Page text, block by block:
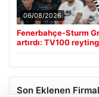
06/08/2026
Fenerbahçe-Sturm
artırdı: TV100
Son Eklenen